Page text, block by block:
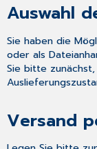
Auswahl
Sie haben die
oder als
Sie bitte
Versand